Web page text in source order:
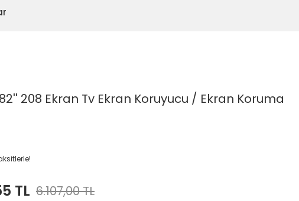
208 Ekran Tv Ekran Koruyucu / Ekran Koruma
TL 6.107,00 TL